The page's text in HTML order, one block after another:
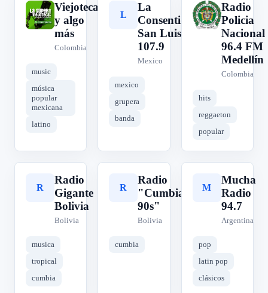
V
Viejoteca
y algo
más
Colombia
music
música
popular
mexicana
latino
L
La
Consentida
San Luis
107.9
Mexico
mexico
grupera
banda
R
Radio
Policia
Nacional
96.4 FM
Medellín
Colombia
hits
reggaeton
popular
R
Radio
Gigante
Bolivia
Bolivia
musica
tropical
cumbia
R
Radio
"Cumbia
90s"
Bolivia
cumbia
M
Mucha
Radio
94.7
Argentina
pop
latin pop
clásicos